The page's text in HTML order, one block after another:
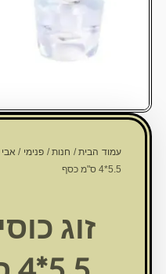
עמוד הבית/חנות/פנימי/אבי
זוג